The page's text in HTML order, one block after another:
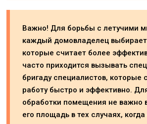
Важно! Для борьбы с летучими
каждый домовладелец
которые считает более
часто приходится вызывать
бригаду специалистов, которые
работу быстро и эффективно.
обработки помещения не важно
его площадь в тех случаях,